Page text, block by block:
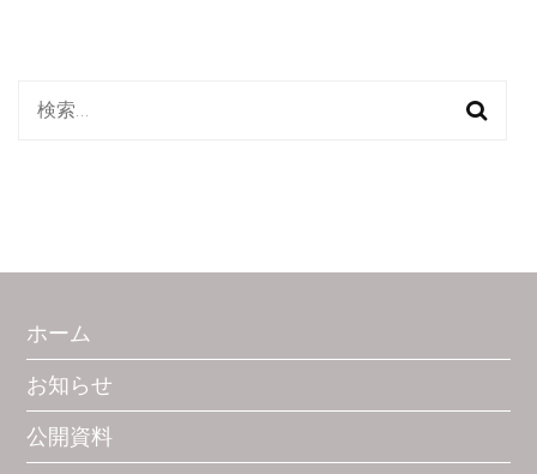
検
ホーム
お知らせ
公開資料